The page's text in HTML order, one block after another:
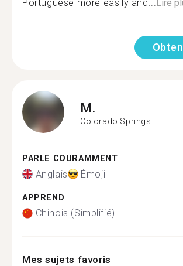
Portuguese more easily and... Lire
M.
Colorado Springs
PARLE COURAMMENT
Anglais Émoji
APPREND
Chinois (Simplifié)
Mes sujets favoris